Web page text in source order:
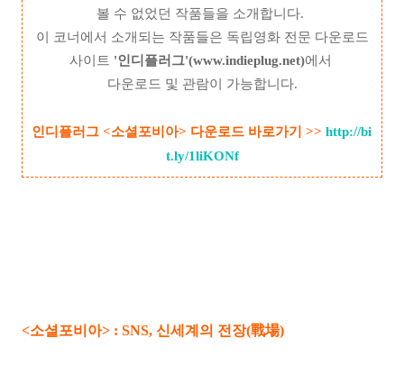
볼 수 없었던 작품들을 소개합니다.
이 코너에서 소개되는 작품들은 독립영화 전문 다운로드
사이트 '인디플러그'(www.indieplug.net)에서
다운로드 및 관람이 가능합니다.
인디플러그 <소셜포비아> 다운로드 바로가기 >> http://bi
t.ly/1liKONf
<소셜포비아> : SNS, 신세계의 전장(戰場)